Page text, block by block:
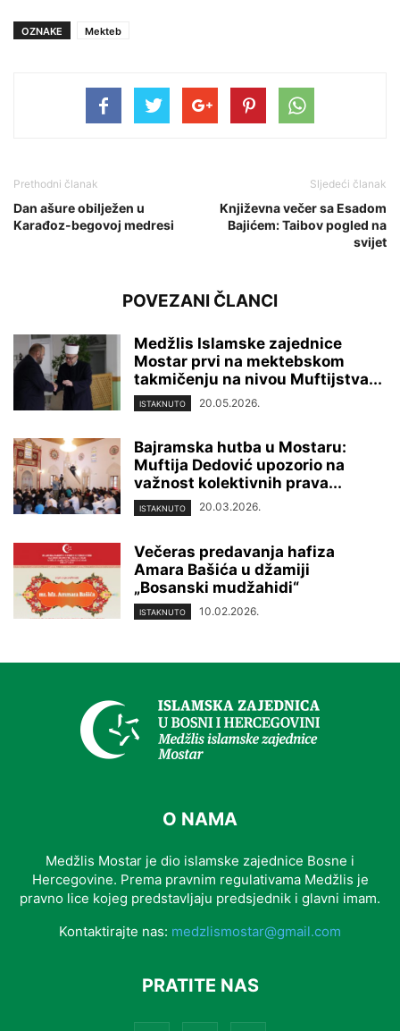
OZNAKE Mekteb
Prethodni članak
Dan ašure obilježen u
Karađoz-begovoj medresi
Sljedeći članak
Književna večer sa Esadom
Bajićem: Taibov pogled na
svijet
POVEZANI ČLANCI
Medžlis Islamske zajednice
Mostar prvi na mektebskom
takmičenju na nivou Muftijstva...
ISTAKNUTO 20.05.2026.
Bajramska hutba u Mostaru:
Muftija Dedović upozorio na
važnost kolektivnih prava...
ISTAKNUTO 20.03.2026.
Večeras predavanja hafiza
Amara Bašića u džamiji
„Bosanski mudžahidi“
ISTAKNUTO 10.02.2026.
O NAMA
Medžlis Mostar je dio islamske zajednice Bosne i
Hercegovine. Prema pravnim regulativama Medžlis je
pravno lice kojeg predstavljaju predsjednik i glavni imam.
Kontaktirajte nas: medzlismostar@gmail.com
PRATITE NAS